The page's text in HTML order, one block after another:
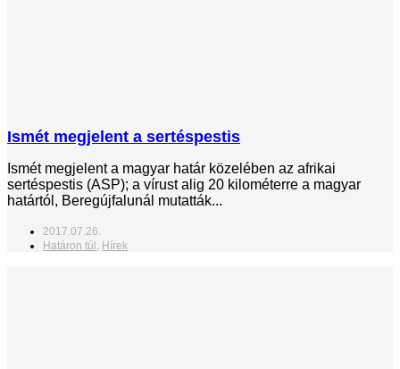
Ismét megjelent a sertéspestis
Ismét megjelent a magyar határ közelében az afrikai
sertéspestis (ASP); a vírust alig 20 kilométerre a magyar
határtól, Beregújfalunál mutatták...
2017.07.26.
Határon túl, Hírek